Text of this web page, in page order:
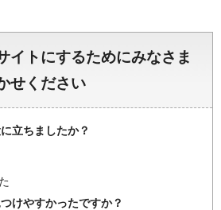
イトにするためにみなさま
せください
立ちましたか？
けやすかったですか？